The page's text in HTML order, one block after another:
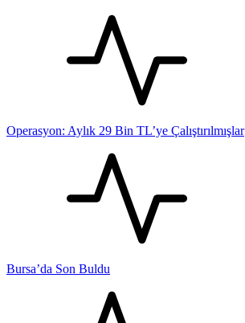
Operasyon: Aylık 29 Bin TL’ye Çalıştırılmışlar
Bursa’da Son Buldu